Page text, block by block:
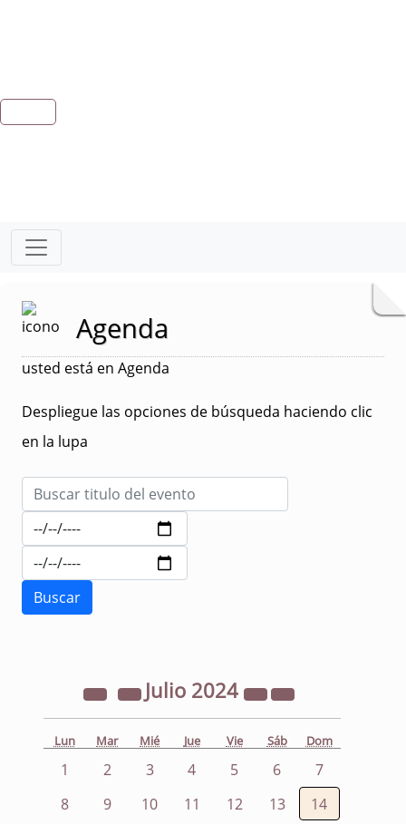
Agenda
usted está en Agenda
Despliegue las opciones de búsqueda haciendo clic
en la lupa
Julio 2024
Lun Mar Mié Jue Vie Sáb Dom
1 2 3 4 5 6
7
8
9 10 11 12 13
14